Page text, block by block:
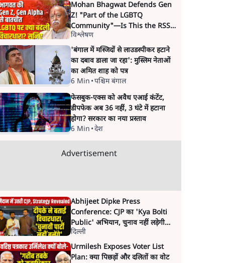
Mohan Bhagwat Defends Gen
Z! "Part of the LGBTQ
Community"—Is This the RSS's
New Move?
विश्लेषण
'बंगाल में मस्जिदों से लाउडस्पीकर हटाने
का दबाव डाला जा रहा': मुस्लिम नेताओं
का अमित शाह को पत्र
6 Min •पश्चिम बंगाल
फेसबुक-एक्स को अवैध एआई कंटेंट,
डीपफेक अब 36 नहीं, 3 घंटे में हटाना
होगा? सरकार का नया प्रस्ताव
6 Min •देश
Advertisement
Abhijeet Dipke Press
Conference: CJP का 'Kya Bolti
Public' अभियान, चुनाव नहीं लड़ेगी
CJP!
दिल्ली
Urmilesh Exposes Voter List
Plan: क्या पिछड़ों और दलितों का वोट